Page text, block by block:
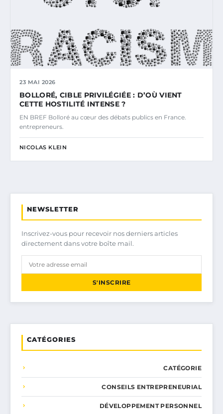
23 MAI 2026
BOLLORÉ, CIBLE PRIVILÉGIÉE : D’OÙ VIENT
CETTE HOSTILITÉ INTENSE ?
EN BREF Bolloré au cœur des débats publics en France.
entrepreneurs.
NICOLAS KLEIN
NEWSLETTER
Inscrivez-vous pour recevoir nos derniers articles
directement dans votre boîte mail.
S'INSCRIRE
CATÉGORIES
CATÉGORIE
CONSEILS ENTREPRENEURIAL
DÉVELOPPEMENT PERSONNEL